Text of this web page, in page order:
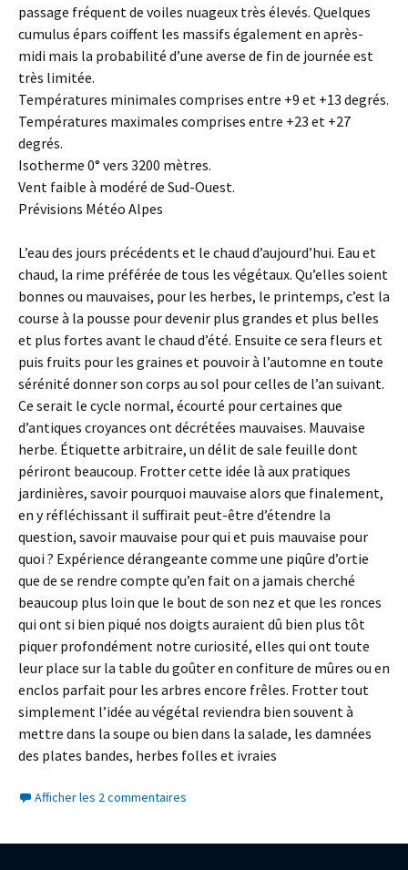
passage fréquent de voiles nuageux très élevés. Quelques
cumulus épars coiffent les massifs également en après-
midi mais la probabilité d’une averse de fin de journée est
très limitée.
Températures minimales comprises entre +9 et +13 degrés.
Températures maximales comprises entre +23 et +27
degrés.
Isotherme 0° vers 3200 mètres.
Vent faible à modéré de Sud-Ouest.
Prévisions Météo Alpes
L’eau des jours précédents et le chaud d’aujourd’hui. Eau et
chaud, la rime préférée de tous les végétaux. Qu’elles soient
bonnes ou mauvaises, pour les herbes, le printemps, c’est la
course à la pousse pour devenir plus grandes et plus belles
et plus fortes avant le chaud d’été. Ensuite ce sera fleurs et
puis fruits pour les graines et pouvoir à l’automne en toute
sérénité donner son corps au sol pour celles de l’an suivant.
Ce serait le cycle normal, écourté pour certaines que
d’antiques croyances ont décrétées mauvaises. Mauvaise
herbe. Étiquette arbitraire, un délit de sale feuille dont
périront beaucoup. Frotter cette idée là aux pratiques
jardinières, savoir pourquoi mauvaise alors que finalement,
en y réfléchissant il suffirait peut-être d’étendre la
question, savoir mauvaise pour qui et puis mauvaise pour
quoi ? Expérience dérangeante comme une piqûre d’ortie
que de se rendre compte qu’en fait on a jamais cherché
beaucoup plus loin que le bout de son nez et que les ronces
qui ont si bien piqué nos doigts auraient dû bien plus tôt
piquer profondément notre curiosité, elles qui ont toute
leur place sur la table du goûter en confiture de mûres ou en
enclos parfait pour les arbres encore frêles. Frotter tout
simplement l’idée au végétal reviendra bien souvent à
mettre dans la soupe ou bien dans la salade, les damnées
des plates bandes, herbes folles et ivraies
Afficher les 2 commentaires